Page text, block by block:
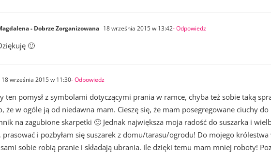
- Dobrze Zorganizowana 18 września 2015 w 13:42- Odpowiedz
🙂
18 września 2015 w 11:30- Odpowiedz
ten pomysł z symbolami dotyczącymi prania w ramce, chyba też sobie taką
że w ogóle ją od niedawna mam. Cieszę się, że mam posegregowane ciuchy
na zagubione skarpetki 🙂 Jednak największa moja radość do suszarka i
prasować i pozbyłam się suszarek z domu/tarasu/ogrodu! Do mojego
sobie robią pranie i składają ubrania. Ile dzięki temu mam mniej roboty!